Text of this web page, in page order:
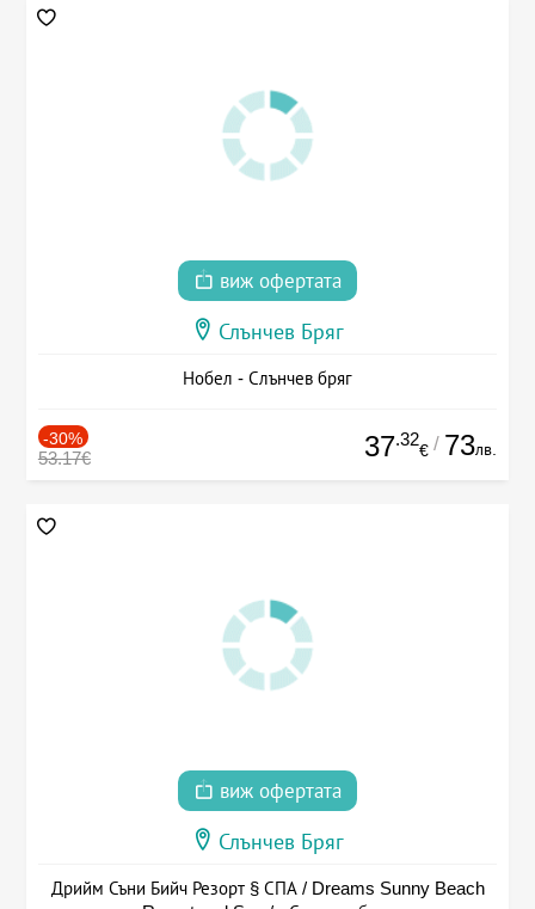
виж офертата
Слънчев Бряг
Нобел - Слънчев бряг
-30%
53.17€ 37.32
€ / 73лв.
виж офертата
Слънчев Бряг
Дрийм Съни Бийч Резорт § СПА / Dreams Sunny Beach